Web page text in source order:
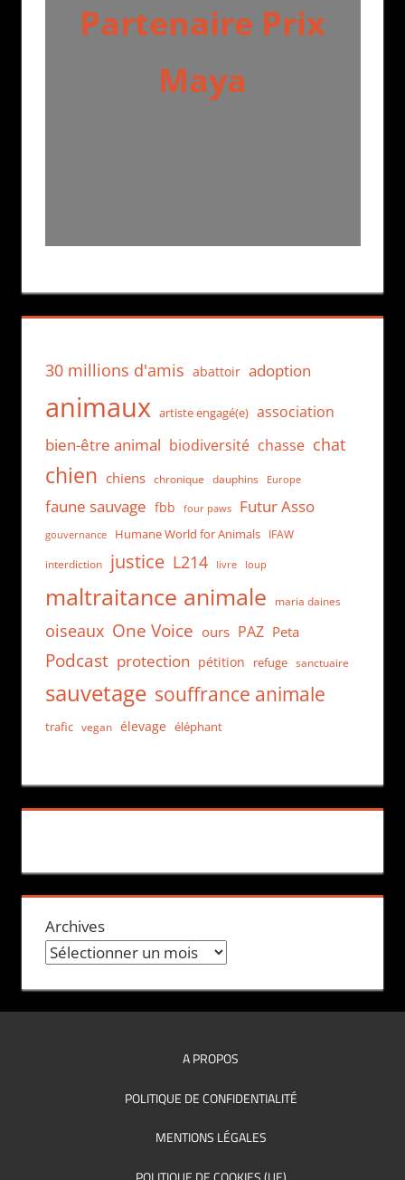
Partenaire Prix
Maya
30 millions d'amis abattoir adoption
animaux artiste engagé(e) association
bien-être animal biodiversité chasse chat
chien chiens chronique dauphins Europe
faune sauvage fbb four paws Futur Asso
gouvernance Humane World for Animals IFAW
interdiction justice L214 livre loup
maltraitance animale maria daines
oiseaux One Voice ours PAZ Peta
Podcast protection pétition refuge sanctuaire
sauvetage souffrance animale
trafic vegan élevage éléphant
Archives
A PROPOS
POLITIQUE DE CONFIDENTIALITÉ
MENTIONS LÉGALES